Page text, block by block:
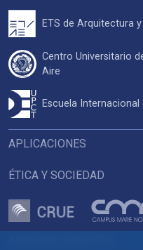
APLICACIONES
ÉTICA Y SOCIEDAD
ETS de Arquitectura
Centro Universitario
Aire
Escuela